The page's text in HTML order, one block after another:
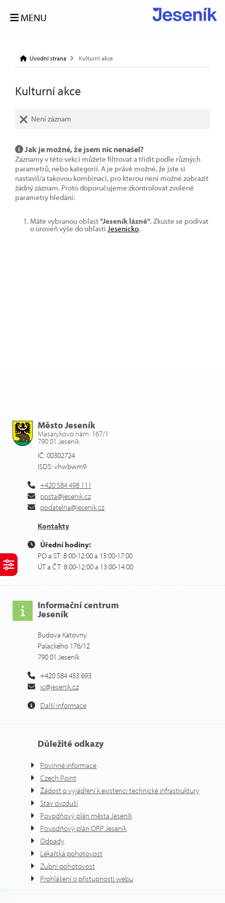
MENU
Úvodní strana Kulturní akce
Kulturní akce
Není záznam
Jak je možné, že jsem nic nenašel?
Záznamy v této sekci můžete filtrovat a třídit podle různých
parametrů, nebo kategorií. A je právě možné, že jste si
nastavil/a takovou kombinaci, pro kterou není možné zobrazit
žádný záznam. Proto doporučujeme zkontrolovat zvolené
parametry hledání:
Máte vybranou oblast"Jeseník lázně". Zkuste se podívat
o úroveň výše do oblasti Jesenicko.
Město Jeseník
Masarykovo nám. 167/1
790 01 Jeseník
IČ: 00302724
ISDS: vhwbwm9
+420 584 498 111
posta@jesenik.cz
podatelna@jesenik.cz
Kontakty
Úřední hodiny:
PO a ST: 8:00-12:00 a 13:00-17:00
ÚT a ČT: 8:00-12:00 a 13:00-14:00
Informační centrum
Jeseník
Budova Katovny
Palackého 176/12
790 01 Jeseník
+420 584 453 693
ic@jesenik.cz
Další informace
Důležité odkazy
Povinné informace
Czech Point
Žádost o vyjádření k existenci technické infrastruktury
Stav ovzduší
Povodňový plán města Jeseník
Povodňový plán ORP Jeseník
Odpady
Lékařská pohotovost
Zubní pohotovost
Prohlášení o přístupnosti webu